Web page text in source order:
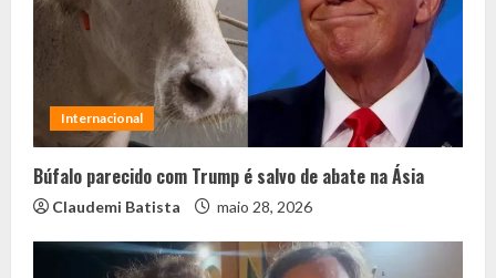
Internacional
Búfalo parecido com Trump é salvo de abate na Ásia
Claudemi Batista maio 28, 2026